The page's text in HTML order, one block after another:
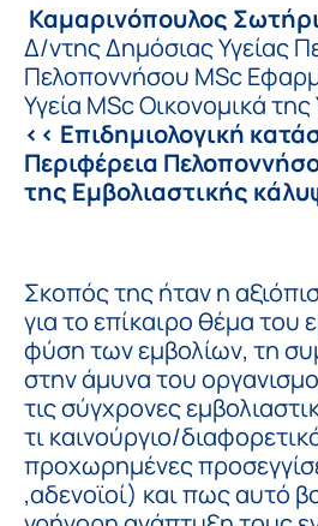
Καμαρινόπουλος
Δ/ντης Δημόσιας Υγείας
Πελοποννήσου MSc
Υγεία MSc Οικονομικά
<< Επιδημιολογική
Περιφέρεια
της
Σκοπός της ήταν η
για το επίκαιρο θέμα του
φύση των εμβολίων, τη
στην άμυνα του
τις σύγχρονες
τι καινούργιο/
προχωρημένες
,αδενοϊοί) και πως αυτό